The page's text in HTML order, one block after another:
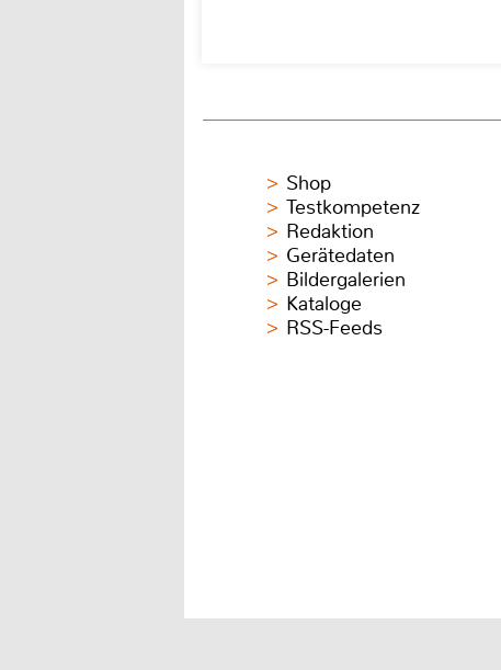
Shop
Testkompetenz
Redaktion
Gerätedaten
Bildergalerien
Kataloge
RSS-Feeds